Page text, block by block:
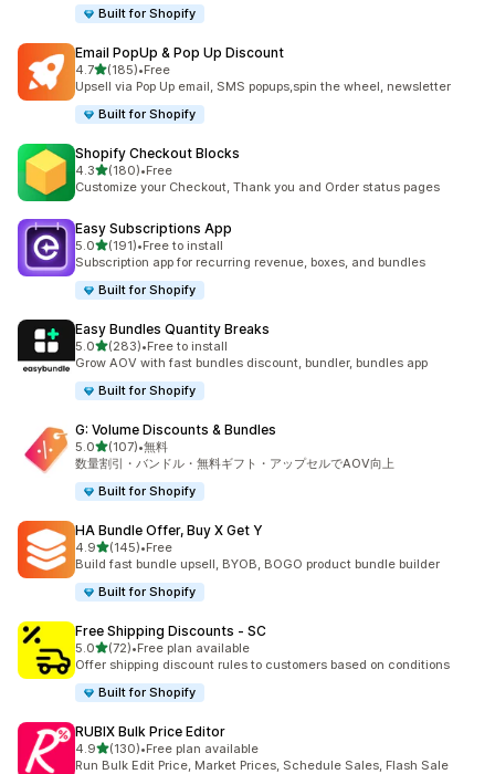
Built for Shopify
Email PopUp & Pop Up Discount
4.75つ星中
(185)
合計レビュー数：185件
•Free
Upsell via Pop Up email, SMS popups,spin the wheel, newsletter
Built for Shopify
Shopify Checkout Blocks
4.35つ星中
(180)
合計レビュー数：180件
•Free
Customize your Checkout, Thank you and Order status pages
Easy Subscriptions App
5.05つ星中
(191)
合計レビュー数：191件
•Free to install
Subscription app for recurring revenue, boxes, and bundles
Built for Shopify
Easy Bundles Quantity Breaks
5.05つ星中
(283)
合計レビュー数：283件
•Free to install
Grow AOV with fast bundles discount, bundler, bundles app
Built for Shopify
G: Volume Discounts & Bundles
5.05つ星中
(107)
合計レビュー数：107件
•無料
数量割引・バンドル・無料ギフト・アップセルでAOV向上
Built for Shopify
HA Bundle Offer, Buy X Get Y
4.95つ星中
(145)
合計レビュー数：145件
•Free
Build fast bundle upsell, BYOB, BOGO product bundle builder
Built for Shopify
Free Shipping Discounts ‑ SC
5.05つ星中
(72)
合計レビュー数：72件
•Free plan available
Offer shipping discount rules to customers based on conditions
Built for Shopify
RUBIX Bulk Price Editor
4.95つ星中
(130)
合計レビュー数：130件
•Free plan available
Run Bulk Edit Price, Market Prices, Schedule Sales, Flash Sale